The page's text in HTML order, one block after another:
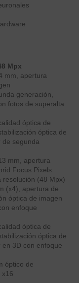
Mpx
mm, apertura
generación,
fotos de superalta
óptica de
óptica de
de segunda
mm, apertura
Focus Pixels
resolución (48 Mpx)
(x4), apertura de
óptica de imagen
enfoque
óptica de
óptica de
3D con enfoque
óptico de
x16